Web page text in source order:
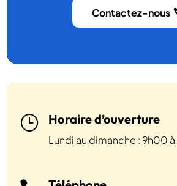
Contactez-nous
} Horaire d’ouverture
Lundi au dimanche : 9h00